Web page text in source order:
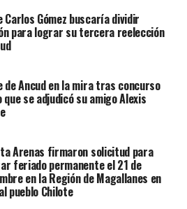
Carlos Gómez buscaría dividir
para lograr su tercera reelección
de Ancud en la mira tras concurso
que se adjudicó su amigo Alexis
Arenas firmaron solicitud para
feriado permanente el 21 de
en la Región de Magallanes en
pueblo Chilote